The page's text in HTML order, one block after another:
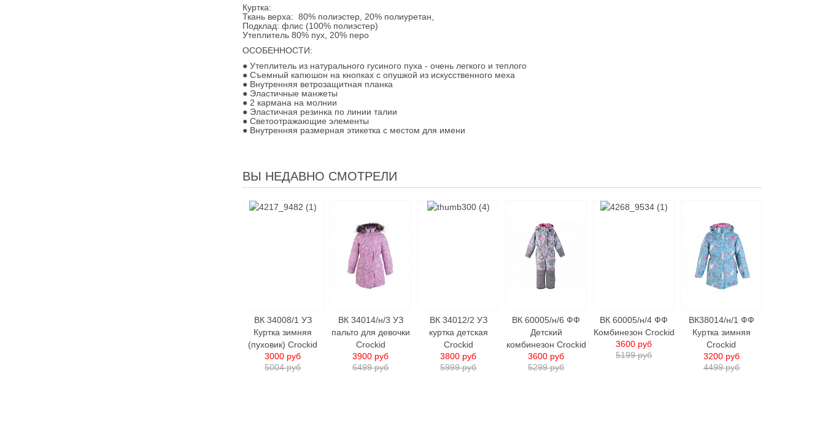
Куртка:
Ткань верха: 80% полиэстер, 20% полиуретан,
Подклад: флис (100% полиэстер)
Утеплитель 80% пух, 20% перо
ОСОБЕННОСТИ:
● Утеплитель из натурального гусиного пуха - очень легкого и теплого
● Съемный капюшон на кнопках с опушкой из искусственного меха
● Внутренняя ветрозащитная планка
● Эластичные манжеты
● 2 кармана на молнии
● Эластичная резинка по линии талии
● Светоотражающие элементы
● Внутренняя размерная этикетка с местом для имени
ВЫ НЕДАВНО СМОТРЕЛИ
ВК 34008/1 УЗ
Куртка зимняя
(пуховик) Crockid
5004 руб
3000 руб
ВК 34014/н/3 УЗ
пальто для девочки
Crockid
6499 руб
3900 руб
ВК 34012/2 УЗ
куртка детcкая
Crockid
5999 руб
3800 руб
ВК 60005/н/6 ФФ
Детский
комбинезон Crockid
5299 руб
3600 руб
ВК 60005/н/4 ФФ
Комбинезон Crockid
5199 руб
3600 руб
ВК38014/н/1 ФФ
Куртка зимняя
Crockid
4499 руб
3200 руб